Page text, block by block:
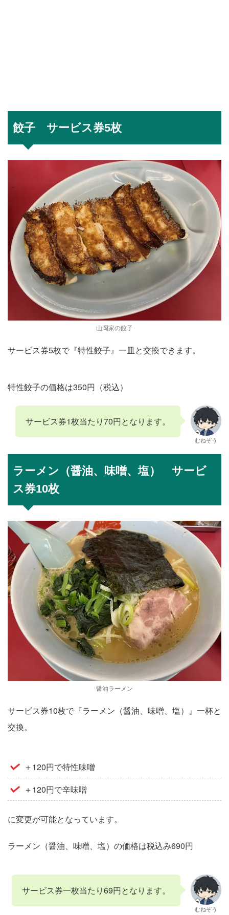
餃子 サービス券5枚
山岡家の餃子
サービス券5枚で『特性餃子』一皿と交換できます。
特性餃子の価格は350円（税込）
サービス券1枚当たり70円となります。
むねぞう
ラーメン（醤油、味噌、塩） サービ
ス券10枚
醤油ラーメン
サービス券10枚で『ラーメン（醤油、味噌、塩）』一杯と
交換。
＋120円で特性味噌
＋120円で辛味噌
に変更が可能となっています。
ラーメン（醤油、味噌、塩）の価格は税込み690円
サービス券一枚当たり69円となります。
むねぞう